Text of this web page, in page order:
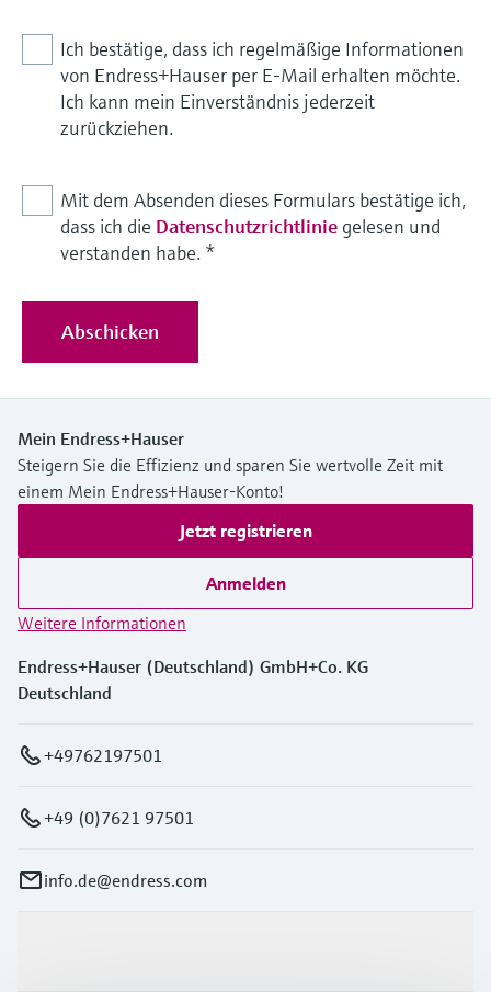
Ich bestätige, dass ich regelmäßige Informationen
von Endress+Hauser per E-Mail erhalten möchte.
Ich kann mein Einverständnis jederzeit
zurückziehen.
Mit dem Absenden dieses Formulars bestätige ich,
dass ich die Datenschutzrichtlinie gelesen und
verstanden habe. *
Abschicken
Mein Endress+Hauser
Steigern Sie die Effizienz und sparen Sie wertvolle Zeit mit
einem Mein Endress+Hauser-Konto!
Jetzt registrieren
Anmelden
Weitere Informationen
Endress+Hauser (Deutschland) GmbH+Co. KG
Deutschland
+49762197501
+49 (0)7621 97501
info.de@endress.com